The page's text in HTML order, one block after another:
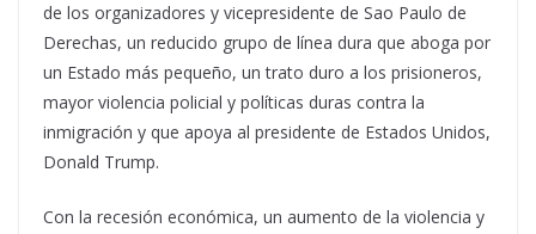
de los organizadores y vicepresidente de Sao Paulo de
Derechas, un reducido grupo de línea dura que aboga por
un Estado más pequeño, un trato duro a los prisioneros,
mayor violencia policial y políticas duras contra la
inmigración y que apoya al presidente de Estados Unidos,
Donald Trump.
Con la recesión económica, un aumento de la violencia y